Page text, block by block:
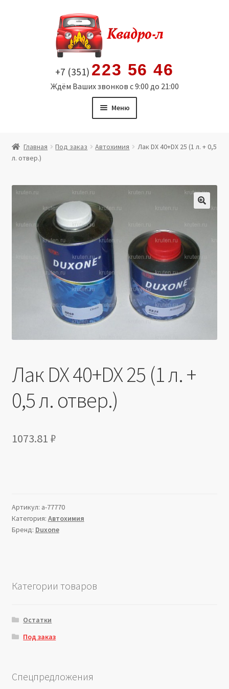
содержимому
+7 (351) 223 56 46
Ждём Ваших звонков с 9:00 до 21:00
Меню
Витрина
Мой аккаунт
Политика в отношении обработки персональных
данных
Производители
Юридические данные
Главная Под заказ Автохимия
Лак DX 40+DX 25 (1 л. + 0,5
л. отвер.)
Лак DX 40+DX 25 (1 л. +
0,5 л. отвер.)
1073.81 ₽
Артикул: a-77770
Категория: Автохимия
Бренд: Duxone
Категории товаров
Остатки
Под заказ
Спецпредложения